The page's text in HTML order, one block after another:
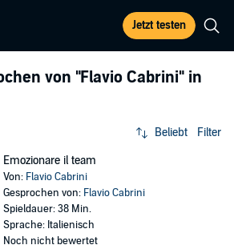
Jetzt testen
von "Flavio Cabrini" in
Beliebt Filter
Emozionare il team
Von: Flavio Cabrini
Gesprochen von: Flavio Cabrini
Spieldauer: 38 Min.
Sprache: Italienisch
Noch nicht bewertet